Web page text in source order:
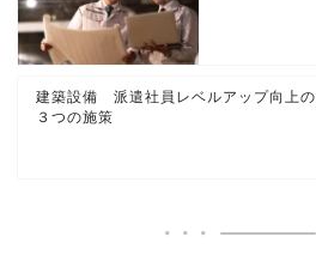
建築設備 派遣社員レベルアップ向上の
３つの施策